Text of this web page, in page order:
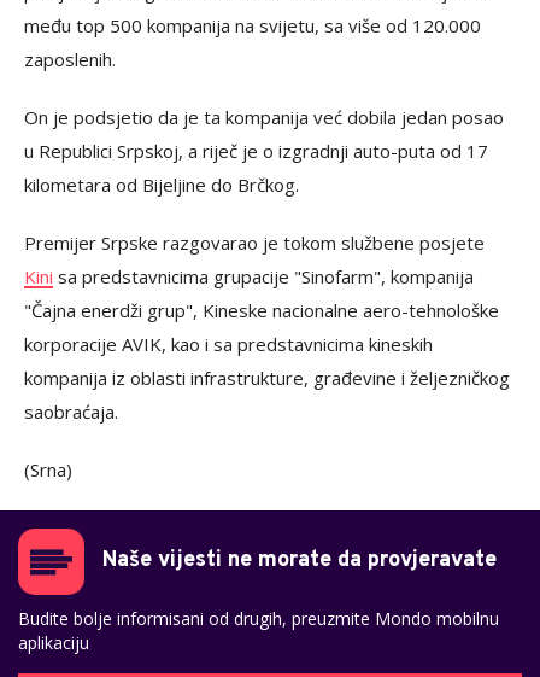
među top 500 kompanija na svijetu, sa više od 120.000
zaposlenih.
On je podsjetio da je ta kompanija već dobila jedan posao
u Republici Srpskoj, a riječ je o izgradnji auto-puta od 17
kilometara od Bijeljine do Brčkog.
Premijer Srpske razgovarao je tokom službene posjete
Kini sa predstavnicima grupacije "Sinofarm", kompanija
"Čajna enerdži grup", Kineske nacionalne aero-tehnološke
korporacije AVIK, kao i sa predstavnicima kineskih
kompanija iz oblasti infrastrukture, građevine i željezničkog
saobraćaja.
(Srna)
Naše vijesti ne morate da provjeravate
Budite bolje informisani od drugih, preuzmite Mondo mobilnu
aplikaciju